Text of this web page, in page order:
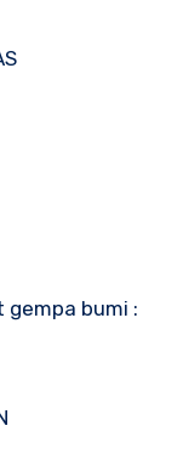
gempa bumi :